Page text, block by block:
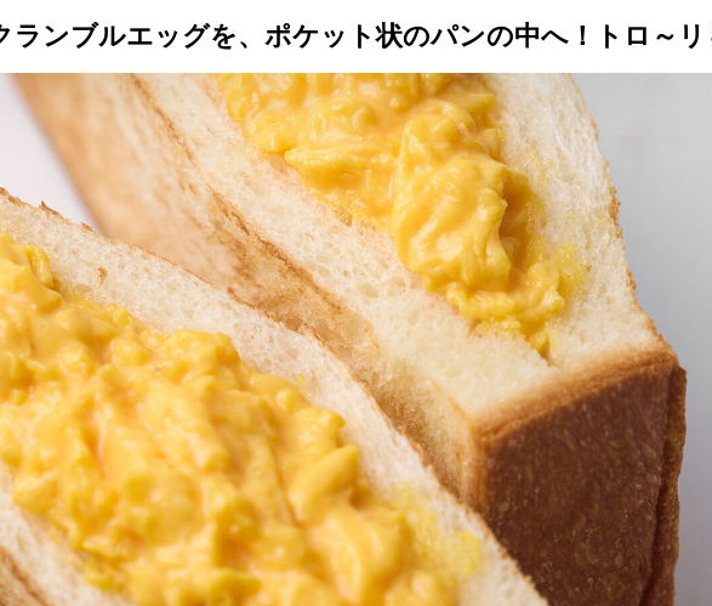
トップ プロが教えるレシピ 厳選！店探し 食のストーリー 連載一覧 倶